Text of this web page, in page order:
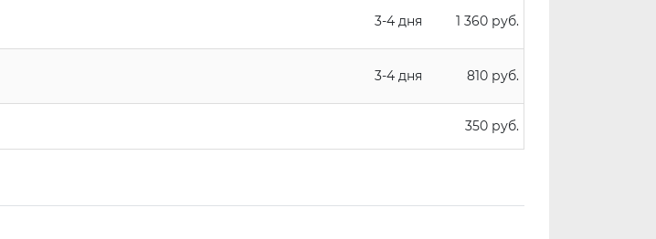
3-4 дня 1 360 руб.
3-4 дня 810 руб.
350 руб.